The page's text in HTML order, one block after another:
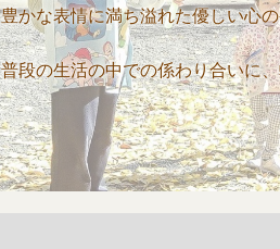
豊かな表情に満ち溢れた優しい心
普段の生活の中での係わり合いに